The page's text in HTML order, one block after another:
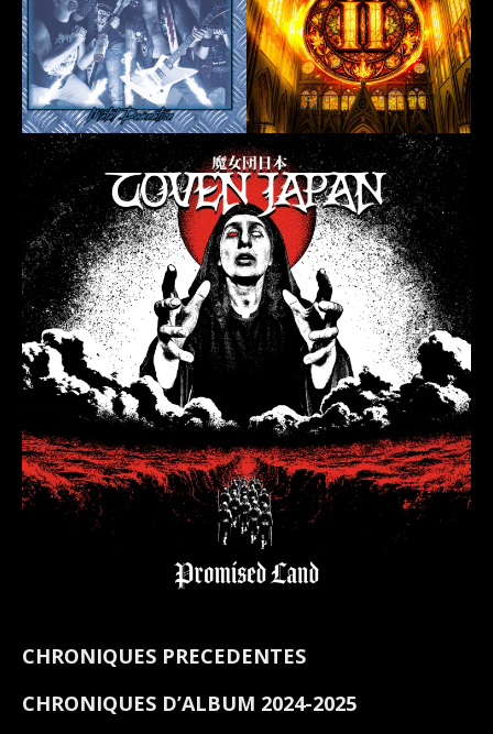
CHRONIQUES PRECEDENTES
CHRONIQUES D’ALBUM 2024-2025